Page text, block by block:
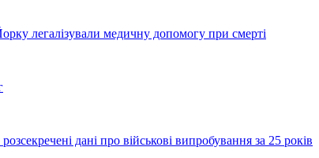
легалізували медичну допомогу при смерті
дані про військові випробування за 25 років